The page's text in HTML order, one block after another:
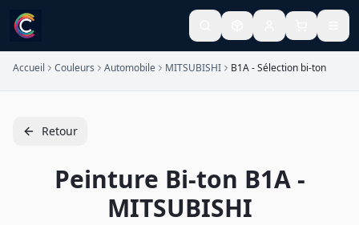
Accueil Couleurs Automobile MITSUBISHI B1A - Sélection bi-ton
Retour
Peinture Bi-ton B1A-
MITSUBISHI